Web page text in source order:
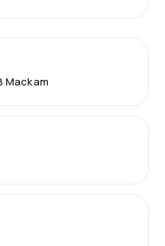
Маскат